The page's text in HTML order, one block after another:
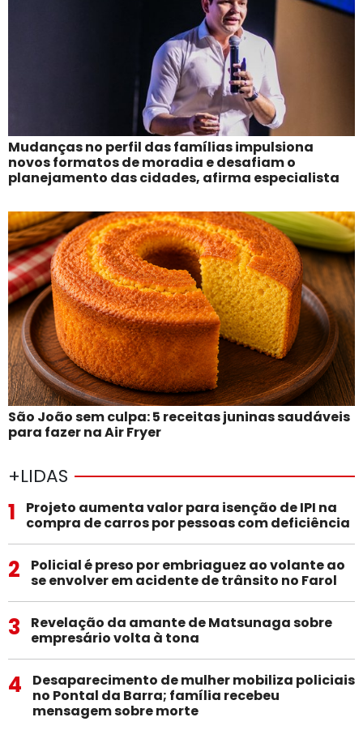
Mudanças no perfil das famílias impulsiona
novos formatos de moradia e desafiam o
planejamento das cidades, afirma especialista
São João sem culpa: 5 receitas juninas saudáveis
para fazer na Air Fryer
+LIDAS
1
Projeto aumenta valor para isenção de IPI na
compra de carros por pessoas com deficiência
2
Policial é preso por embriaguez ao volante ao
se envolver em acidente de trânsito no Farol
3
Revelação da amante de Matsunaga sobre
empresário volta à tona
4
Desaparecimento de mulher mobiliza policiais
no Pontal da Barra; família recebeu
mensagem sobre morte